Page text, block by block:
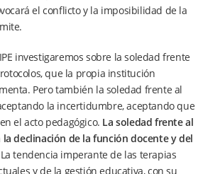
el conflicto y la imposibilidad de la
investigaremos sobre la soledad frente
que la propia institución
Pero también la soledad frente al
la incertidumbre, aceptando que
el acto pedagógico. La soledad frente al
declinación de la función docente y del
tendencia imperante de las terapias
y de la gestión educativa, con su